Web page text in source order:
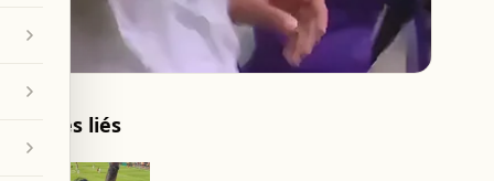
Articles liés